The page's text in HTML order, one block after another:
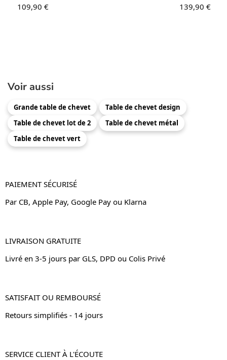
109,90 € 139,90 €
Voir aussi
Grande table de chevet
Table de chevet design
Table de chevet lot de 2
Table de chevet métal
Table de chevet vert
PAIEMENT SÉCURISÉ
Par CB, Apple Pay, Google Pay ou Klarna
LIVRAISON GRATUITE
Livré en 3-5 jours par GLS, DPD ou Colis Privé
SATISFAIT OU REMBOURSÉ
Retours simplifiés - 14 jours
SERVICE CLIENT À L'ÉCOUTE